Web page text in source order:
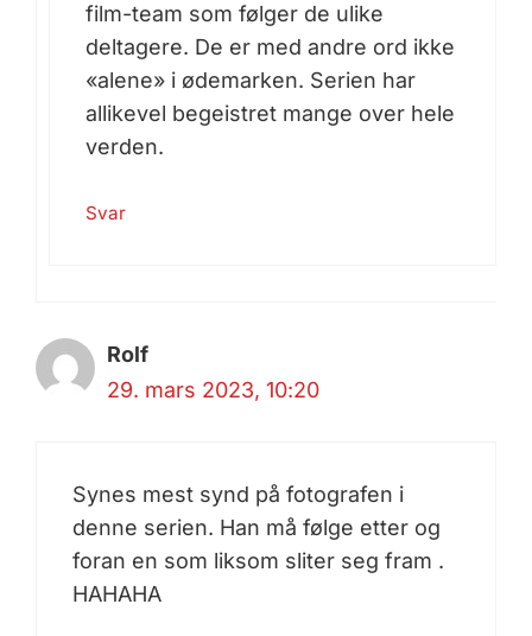
film-team som følger de ulike
deltagere. De er med andre ord ikke
«alene» i ødemarken. Serien har
allikevel begeistret mange over hele
verden.
Svar
Rolf
29. mars 2023, 10:20
Synes mest synd på fotografen i
denne serien. Han må følge etter og
foran en som liksom sliter seg fram .
HAHAHA